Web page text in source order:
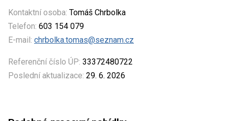
Kontaktní osoba: Tomáš Chrbolka
Telefon: 603 154 079
E-mail: chrbolka.tomas@seznam.cz
Referenční číslo ÚP: 33372480722
Poslední aktualizace: 29. 6. 2026